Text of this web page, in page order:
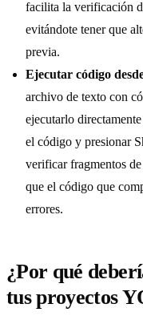
facilita la verificación
evitándote tener que
previa.
Ejecutar código
archivo de texto con
ejecutarlo
el código y presionar
verificar fragmentos
que el código que
errores.
¿Por qué
tus proyectos